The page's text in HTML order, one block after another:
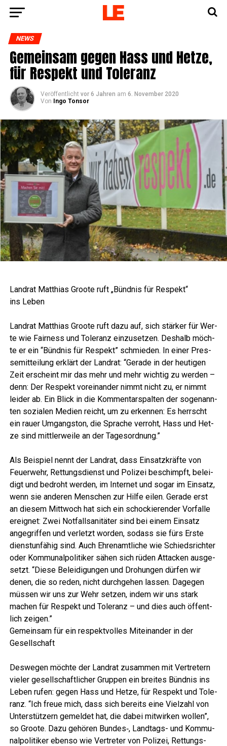
NEWS
Gemein­sam gegen Hass und Het­ze,
für Respekt und Toleranz
Veröffentlicht vor 6 Jahren am 6. November 2020
Von
Ingo Tonsor
Land­rat Mat­thi­as Groo­te ruft „Bünd­nis für Respekt“
ins Leben
Land­rat Mat­thi­as Groo­te ruft dazu auf, sich stär­ker für Wer­
te wie Fair­ness und Tole­ranz ein­zu­set­zen. Des­halb möch­
te er ein “Bünd­nis für Respekt” schmie­den. In einer Pres­
se­mit­tei­lung erklärt der Land­rat: “Gera­de in der heu­ti­gen
Zeit erscheint mir das mehr und mehr wich­tig zu wer­den –
denn: Der Respekt vor­ein­an­der nimmt nicht zu, er nimmt
lei­der ab. Ein Blick in die Kom­men­tar­spal­ten der soge­nann­
ten sozia­len Medi­en reicht, um zu erken­nen: Es herrscht
ein rau­er Umgangs­ton, die Spra­che ver­roht, Hass und Het­
ze sind mitt­ler­wei­le an der Tagesordnung.”
Als Bei­spiel nennt der Land­rat, dass Ein­satz­kräf­te von
Feu­er­wehr, Ret­tungs­dienst und Poli­zei beschimpft, belei­
digt und bedroht wer­den, im Inter­net und sogar im Ein­satz,
wenn sie ande­ren Men­schen zur Hil­fe eilen. Gera­de erst
an die­sem Mitt­woch hat sich ein scho­ckie­ren­der Vor­fal­le
ereig­net: Zwei Not­fall­sa­ni­tä­ter sind bei einem Ein­satz
ange­grif­fen und ver­letzt wor­den, sodass sie fürs Ers­te
dienst­un­fä­hig sind. Auch Ehren­amt­li­che wie Schieds­rich­ter
oder Kom­mu­nal­po­li­ti­ker sähen sich rüden Atta­cken aus­ge­
setzt. “Die­se Belei­di­gun­gen und Dro­hun­gen dür­fen wir
denen, die so reden, nicht durch­ge­hen las­sen. Dage­gen
müs­sen wir uns zur Wehr set­zen, indem wir uns stark
machen für Respekt und Tole­ranz – und dies auch öffent­
lich zeigen.”
Gemein­sam für ein respekt­vol­les Mit­ein­an­der in der
Gesellschaft
Des­we­gen möch­te der Land­rat zusam­men mit Ver­tre­tern
vie­ler gesell­schaft­li­cher Grup­pen ein brei­tes Bünd­nis ins
Leben rufen: gegen Hass und Het­ze, für Respekt und Tole­
ranz. “Ich freue mich, dass sich bereits eine Viel­zahl von
Unter­stüt­zern gemel­det hat, die dabei mit­wir­ken wol­len”,
so Groo­te. Dazu gehö­ren Bundes‑, Land­tags- und Kom­mu­
nal­po­li­ti­ker eben­so wie Ver­tre­ter von Poli­zei, Ret­tungs­